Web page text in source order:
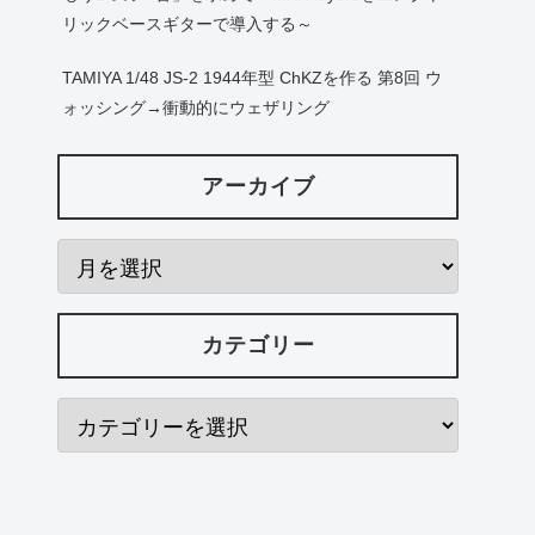
リックベースギターで導入する～
TAMIYA 1/48 JS-2 1944年型 ChKZを作る 第8回 ウ
ォッシング→衝動的にウェザリング
アーカイブ
カテゴリー